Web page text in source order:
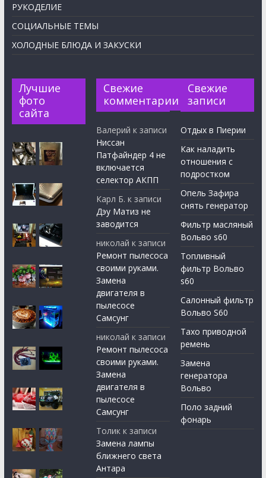
РУКОДЕЛИЕ
СОЦИАЛЬНЫЕ ТЕМЫ
ХОЛОДНЫЕ БЛЮДА И ЗАКУСКИ
Лучшие
фото
сайта
Свежие
комментарии
Валерий к записи
Ниссан
Патфайндер 4 не
включается
селектор АКПП
Карл Б. к записи
Дэу Матиз не
заводится
николай к записи
Ремонт пылесоса
своими руками.
Замена
двигателя в
пылесосе
Самсунг
николай к записи
Ремонт пылесоса
своими руками.
Замена
двигателя в
пылесосе
Самсунг
Толик к записи
Замена лампы
ближнего света
Антара
Свежие
записи
Отдых в Пиерии
Как наладить
отношения с
подростком
Опель Зафира
снять генератор
Фильтр масляный
Вольво s60
Топливный
фильтр Вольво
s60
Салонный фильтр
Вольво S60
Тахо приводной
ремень
Замена
генератора
Вольво
Поло задний
фонарь